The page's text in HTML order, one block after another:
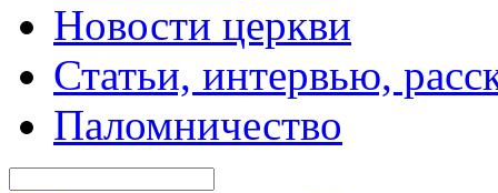
Новости церкви
Статьи, интервью,
Паломничество